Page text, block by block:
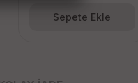
Sepete Ekle